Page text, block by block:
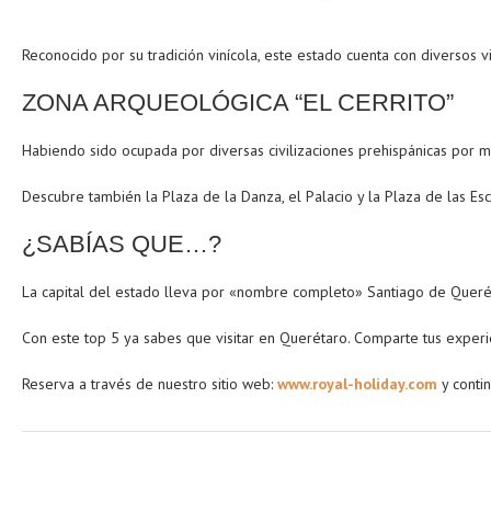
Reconocido por su tradición vinícola, este estado cuenta con
ZONA ARQUEOLÓGICA “EL CERRITO”
Habiendo sido ocupada por diversas civilizaciones prehispánicas por
Descubre también la Plaza de la Danza, el Palacio y la Plaza de las
¿SABÍAS QUE…?
La capital del estado lleva por «nombre completo» Santiago de
Con este top 5 ya sabes que visitar en Querétaro. Comparte tus
Reserva a través de nuestro sitio web: www.royal-holiday.com y